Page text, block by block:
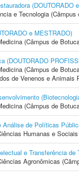
(DOUTORADO
e Tecnologia
e MESTRADO)
(Câmpus de
(DOUTORADO
(Câmpus de
de Venenos e Animais
(Câmpus de
Análise de Políticas
Humanas e
e Transferência
Agronômicas